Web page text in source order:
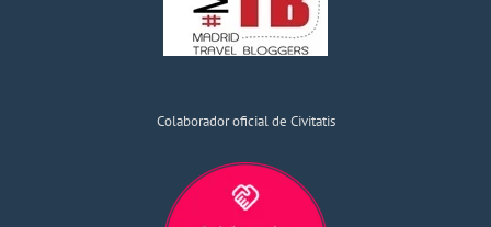
Colaborador oficial de Civitatis